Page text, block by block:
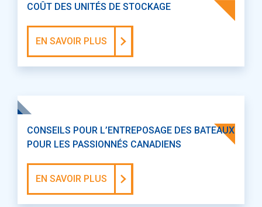
COÛT DES UNITÉS DE STOCKAGE
EN SAVOIR PLUS
CONSEILS POUR L’ENTREPOSAGE DES BATEAUX
POUR LES PASSIONNÉS CANADIENS
EN SAVOIR PLUS